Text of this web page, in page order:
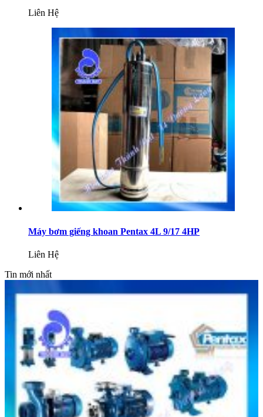
Liên Hệ
Máy bơm giếng khoan Pentax 4L 9/17 4HP
Liên Hệ
Tin mới nhất